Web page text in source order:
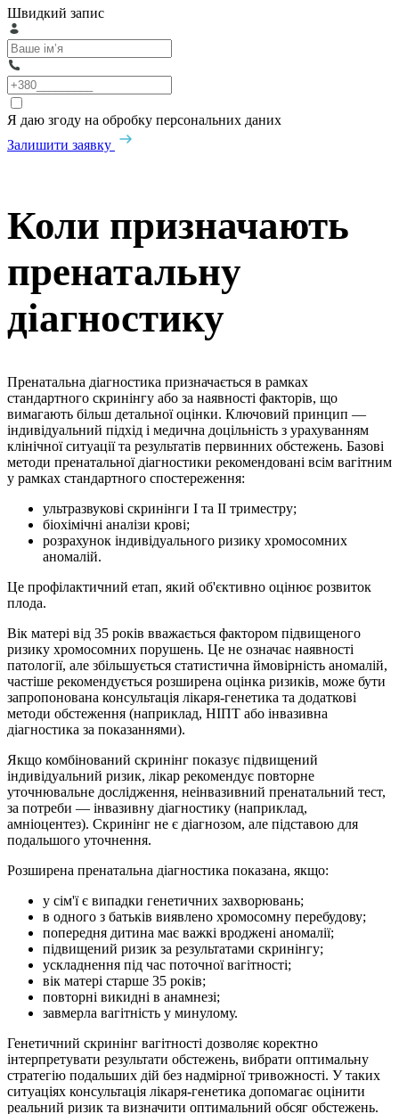
Швидкий запис
Я даю згоду на обробку персональних даних
Залишити заявку
Коли призначають
пренатальну
діагностику
Пренатальна діагностика призначається в рамках
стандартного скринінгу або за наявності факторів, що
вимагають більш детальної оцінки. Ключовий принцип —
індивідуальний підхід і медична доцільність з урахуванням
клінічної ситуації та результатів первинних обстежень. Базові
методи пренатальної діагностики рекомендовані всім вагітним
у рамках стандартного спостереження:
ультразвукові скринінги І та ІІ триместру;
біохімічні аналізи крові;
розрахунок індивідуального ризику хромосомних
аномалій.
Це профілактичний етап, який об'єктивно оцінює розвиток
плода.
Вік матері від 35 років вважається фактором підвищеного
ризику хромосомних порушень. Це не означає наявності
патології, але збільшується статистична ймовірність аномалій,
частіше рекомендується розширена оцінка ризиків, може бути
запропонована консультація лікаря-генетика та додаткові
методи обстеження (наприклад, НІПТ або інвазивна
діагностика за показаннями).
Якщо комбінований скринінг показує підвищений
індивідуальний ризик, лікар рекомендує повторне
уточнювальне дослідження, неінвазивний пренатальний тест,
за потреби — інвазивну діагностику (наприклад,
амніоцентез). Скринінг не є діагнозом, але підставою для
подальшого уточнення.
Розширена пренатальна діагностика показана, якщо:
у сім'ї є випадки генетичних захворювань;
в одного з батьків виявлено хромосомну перебудову;
попередня дитина має важкі вроджені аномалії;
підвищений ризик за результатами скринінгу;
ускладнення під час поточної вагітності;
вік матері старше 35 років;
повторні викидні в анамнезі;
завмерла вагітність у минулому.
Генетичний скринінг вагітності дозволяє коректно
інтерпретувати результати обстежень, вибрати оптимальну
стратегію подальших дій без надмірної тривожності. У таких
ситуаціях консультація лікаря-генетика допомагає оцінити
реальний ризик та визначити оптимальний обсяг обстежень.